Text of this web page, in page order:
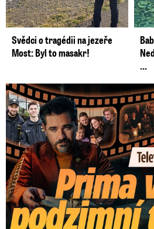
Svědci o tragédii na jezeře
Most: Byl to masakr!
...
Prima vytasila podzimní trumfy! Další